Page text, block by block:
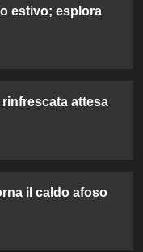
estivo; esplora
attesa
il caldo afoso